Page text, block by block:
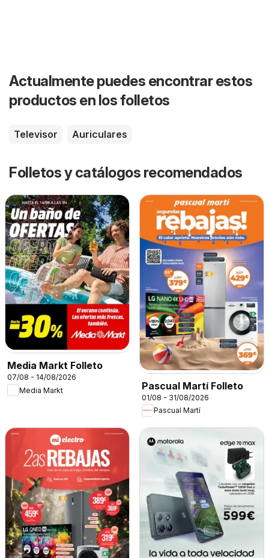
Actualmente puedes encontrar estos
productos en los folletos
Televisor Auriculares
Folletos y catálogos recomendados
Media Markt Folleto
07/08 - 14/08/2026
Media Markt
Pascual Martí Folleto
01/08 - 31/08/2026
Pascual Martí